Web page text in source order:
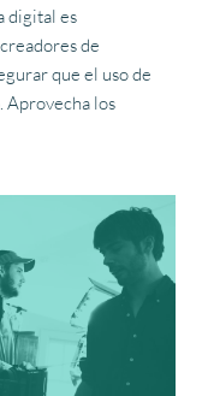
digital es
de
que el uso de
Aprovecha los